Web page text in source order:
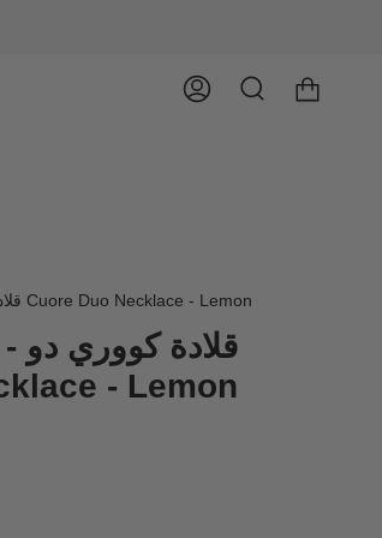
حساب يبحث
قلادة كووري دو - ليمون Cuore Duo Necklace - Lemon
- Lemon